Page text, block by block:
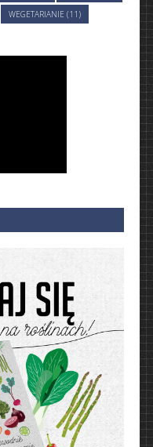
WEGETARIANIE (11)